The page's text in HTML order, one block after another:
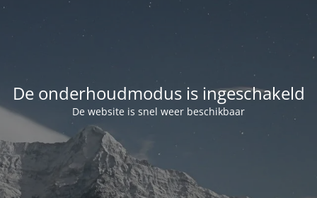
De onderhoudmodus is ingeschakeld
De website is snel weer beschikbaar